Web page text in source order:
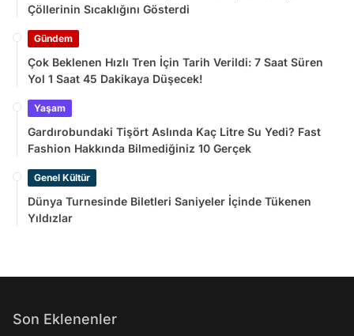
Çöllerinin Sıcaklığını Gösterdi
Gündem
Çok Beklenen Hızlı Tren İçin Tarih Verildi: 7 Saat Süren
Yol 1 Saat 45 Dakikaya Düşecek!
Yaşam
Gardırobundaki Tişört Aslında Kaç Litre Su Yedi? Fast
Fashion Hakkında Bilmediğiniz 10 Gerçek
Genel Kültür
Dünya Turnesinde Biletleri Saniyeler İçinde Tükenen
Yıldızlar
Son Eklenenler